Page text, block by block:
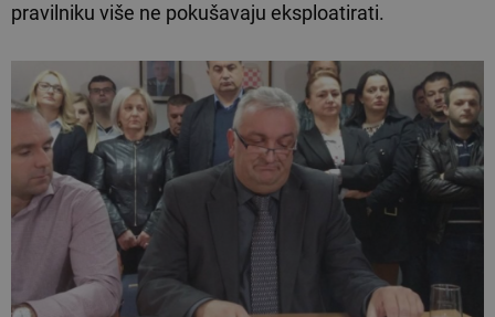
pravilniku više ne pokušavaju eksploatirati.